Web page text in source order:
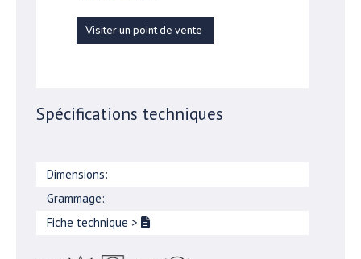
Visiter un point de vente
Spécifications techniques
Dimensions:
Grammage:
Fiche technique >